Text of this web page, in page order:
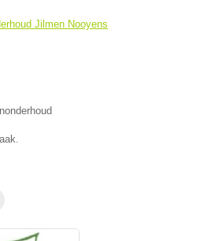
Jilmen Nooyens